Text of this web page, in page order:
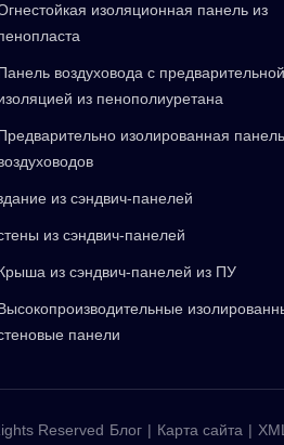
изоляционная панель из
воздуховода с предварительной
из пенополиуретана
изолированная панель
из сэндвич-панелей
из сэндвич-панелей
из сэндвич-панелей из ПУ
панели
Reserved Блог | Карта сайта | XML